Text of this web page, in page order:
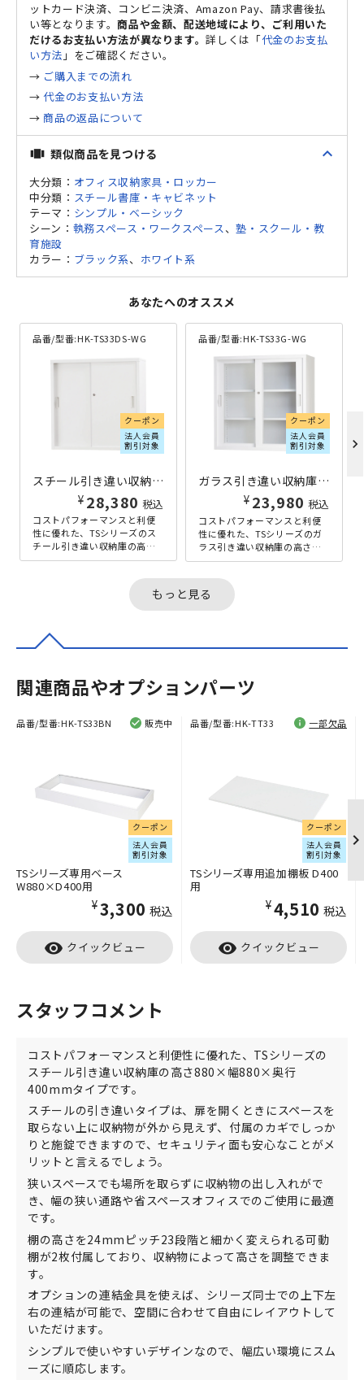
ットカード決済、コンビニ決済、Amazon Pay、請求書後払
い等となります。商品や金額、配送地域により、ご利用いた
だけるお支払い方法が異なります。詳しくは「代金のお支払
い方法 」をご確認ください。
→ ご購入までの流れ
→代金のお支払い方法
→ 商品の返品について
view_carousel 類似商品を見つける expand_less
大分類： オフィス収納家具・ロッカー
中分類： スチール書庫・キャビネット
テーマ： シンプル・ベーシック
シーン： 執務スペース・ワークスペース 、塾・スクール・教
育施設
カラー： ブラック系、 ホワイト系
あなたへのオススメ
品番/型番:HK-TS33DS-WG
クーポン
法人会員
割引対象
スチール引き違い収納庫 TSシリーズ W880×D515×H880 ホワイト
¥ 28,380 税込
コストパフォーマンスと利便
性に優れた、TSシリーズのス
チール引き違い収納庫の高さ
880×幅880×奥行515mmタ
品番/型番:HK-TS33G-WG
クーポン
法人会員
割引対象
ガラス引き違い収納庫 TSシリーズ W880×D400×H880 ホワイト
¥ 23,980 税込
コストパフォーマンスと利便
性に優れた、TSシリーズのガ
ラス引き違い収納庫の高さ
880×幅880×奥行400mmタ
chevron_right
もっと見る
関連商品やオプションパーツ
品番/型番:HK-TS33BN 販売中
クーポン
法人会員
割引対象
TSシリーズ専用ベース
W880×D400用
¥3,300 税込
visibility クイックビュー
品番/型番:HK-TT33 一部欠品
クーポン
法人会員
割引対象
TSシリーズ専用追加棚板 D400
用
¥4,510 税込
visibility クイックビュー
スタッフコメント
コストパフォーマンスと利便性に優れた、TSシリーズの
スチール引き違い収納庫の高さ880×幅880×奥行
400mmタイプです。
スチールの引き違いタイプは、扉を開くときにスペースを
取らない上に収納物が外から見えず、付属のカギでしっか
りと施錠できますので、セキュリティ面も安心なことがメ
リットと言えるでしょう。
狭いスペースでも場所を取らずに収納物の出し入れがで
き、幅の狭い通路や省スペースオフィスでのご使用に最適
です。
棚の高さを24mmピッチ23段階と細かく変えられる可動
棚が2枚付属しており、収納物によって高さを調整できま
す。
オプションの連結金具を使えば、シリーズ同士での上下左
右の連結が可能で、空間に合わせて自由にレイアウトして
いただけます。
シンプルで使いやすいデザインなので、幅広い環境にスム
ーズに順応します。